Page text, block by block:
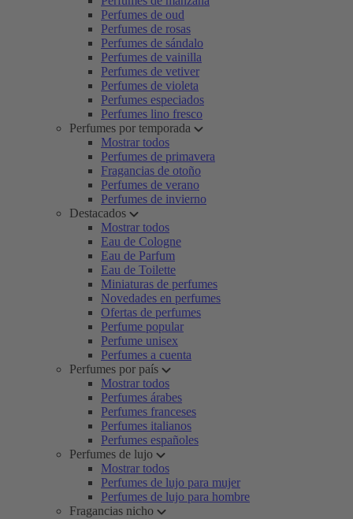
Perfumes de oud
Perfumes de rosas
Perfumes de sándalo
Perfumes de vainilla
Perfumes de vetiver
Perfumes de violeta
Perfumes especiados
Perfumes lino fresco
Perfumes por temporada
Mostrar todos
Perfumes de primavera
Fragancias de otoño
Perfumes de verano
Perfumes de invierno
Destacados
Mostrar todos
Eau de Cologne
Eau de Parfum
Eau de Toilette
Miniaturas de perfumes
Novedades en perfumes
Ofertas de perfumes
Perfume popular
Perfume unisex
Perfumes a cuenta
Perfumes por país
Mostrar todos
Perfumes árabes
Perfumes franceses
Perfumes italianos
Perfumes españoles
Perfumes de lujo
Mostrar todos
Perfumes de lujo para mujer
Perfumes de lujo para hombre
Fragancias nicho